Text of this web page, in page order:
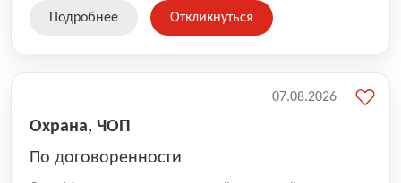
Подробнее Откликнуться
Охрана, ЧОП
По договоренности
07.08.2026